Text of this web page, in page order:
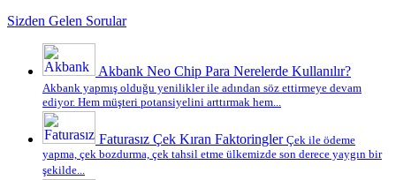
Sizden Gelen Sorular
Akbank Neo Chip Para Nerelerde Kullanılır?
Akbank yapmış olduğu yenilikler ile adından söz ettirmeye devam
ediyor. Hem müşteri potansiyelini arttırmak hem...
Faturasız Çek Kıran Faktoringler Çek ile ödeme
yapma, çek bozdurma, çek tahsil etme ülkemizde son derece yaygın bir
şekilde...